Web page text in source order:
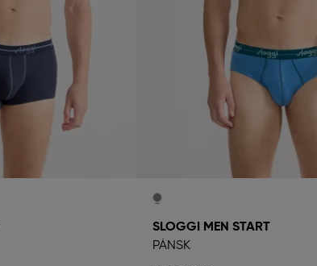
SLOGGI MEN START
PÁNSK